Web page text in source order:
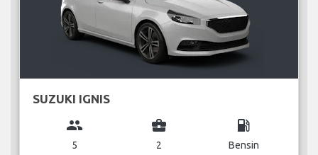
SUZUKI IGNIS
group
5
business_center
2
local_gas_station
Bensin